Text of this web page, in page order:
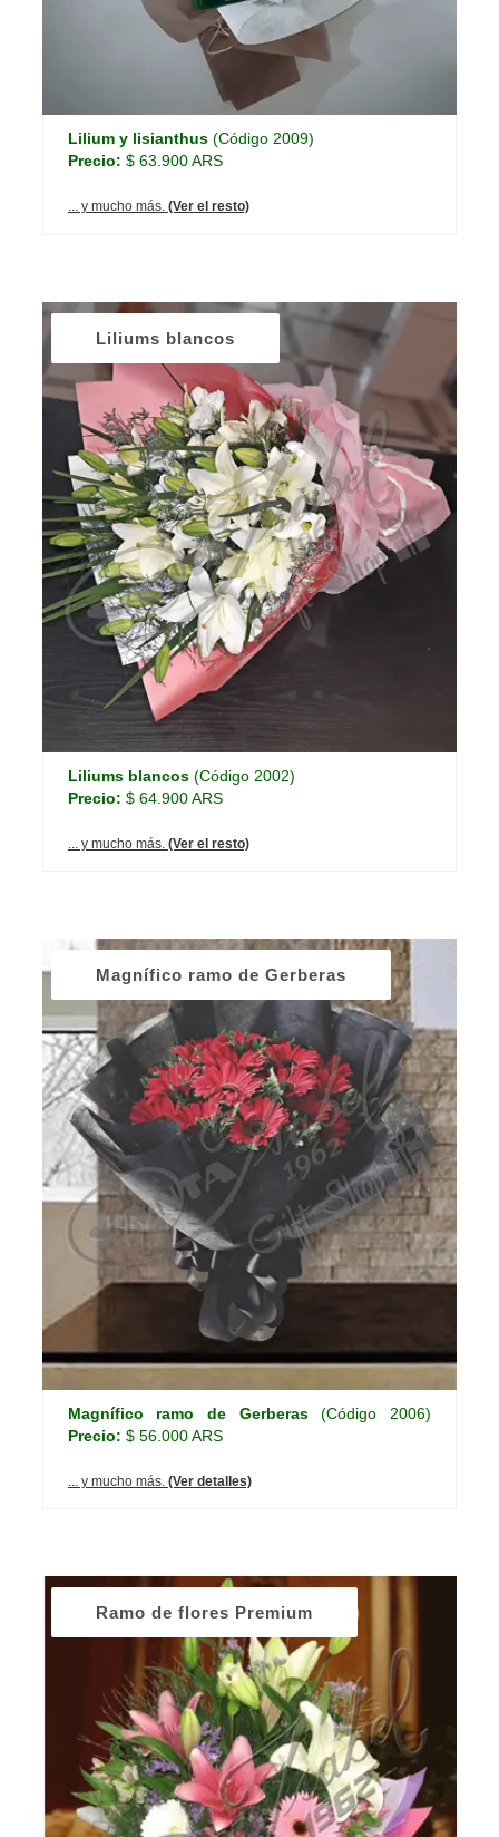
Lilium y lisianthus(Código 2009)
Precio: $ 63.900 ARS
... y mucho más. (Ver el resto)
Liliums blancos
Liliums blancos(Código 2002)
Precio: $ 64.900 ARS
... y mucho más. (Ver el resto)
Magnífico ramo de Gerberas
Magnífico ramo de Gerberas(Código 2006)
Precio: $ 56.000 ARS
... y mucho más. (Ver detalles)
Ramo de flores Premium